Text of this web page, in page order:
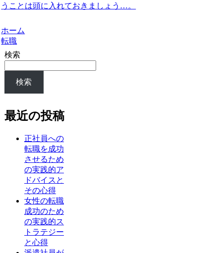
うことは頭に入れておきましょう…。
ホーム
転職
検索
検索
最近の投稿
正社員への
転職を成功
させるため
の実践的ア
ドバイスと
その心得
女性の転職
成功のため
の実践的ス
トラテジー
と心得